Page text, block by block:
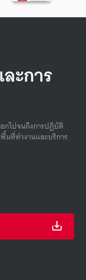
ะการ
กไปจนถึงการปฏิบัติ
นที่ทํางานและบริการ